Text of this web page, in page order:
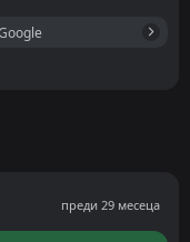
преди 29 месеца